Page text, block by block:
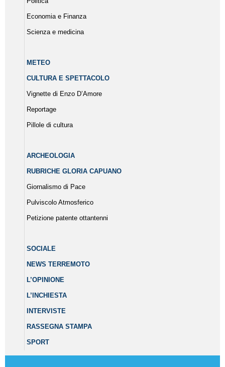
Economia e Finanza
Scienza e medicina
METEO
CULTURA E SPETTACOLO
Vignette di Enzo D’Amore
Reportage
Pillole di cultura
ARCHEOLOGIA
RUBRICHE GLORIA CAPUANO
Giornalismo di Pace
Pulviscolo Atmosferico
Petizione patente ottantenni
SOCIALE
NEWS TERREMOTO
L’OPINIONE
L’INCHIESTA
INTERVISTE
RASSEGNA STAMPA
SPORT